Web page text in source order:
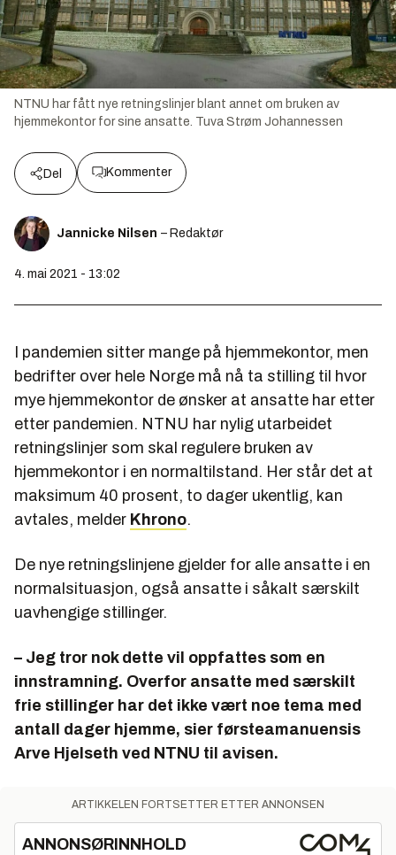
NTNU har fått nye retningslinjer blant annet om bruken av
hjemmekontor for sine ansatte. Tuva Strøm Johannessen
Del Kommenter
Jannicke Nilsen – Redaktør
4. mai 2021 - 13:02
I pandemien sitter mange på hjemmekontor, men
bedrifter over hele Norge må nå ta stilling til hvor
mye hjemmekontor de ønsker at ansatte har etter
etter pandemien. NTNU har nylig utarbeidet
retningslinjer som skal regulere bruken av
hjemmekontor i en normaltilstand. Her står det at
maksimum 40 prosent, to dager ukentlig, kan
avtales, melder Khrono.
De nye retningslinjene gjelder for alle ansatte i en
normalsituasjon, også ansatte i såkalt særskilt
uavhengige stillinger.
– Jeg tror nok dette vil oppfattes som en
innstramning. Overfor ansatte med særskilt
frie stillinger har det ikke vært noe tema med
antall dager hjemme, sier førsteamanuensis
Arve Hjelseth ved NTNU til avisen.
ARTIKKELEN FORTSETTER ETTER ANNONSEN
ANNONSØRINNHOLD